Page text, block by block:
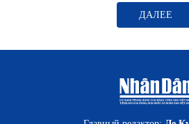
ДАЛЕЕ